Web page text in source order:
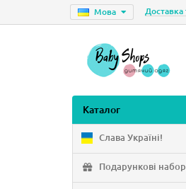
Мова Доставка
Каталог
Слава Україні!
Подарункові